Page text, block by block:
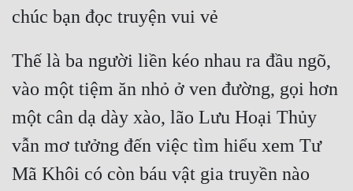
Thế là ba người liền kéo nhau ra đầu ngõ,
vào một tiệm ăn nhỏ ở ven đường, gọi hơn
một cân dạ dày xào, lão Lưu Hoại Thủy
vẫn mơ tưởng đến việc tìm hiểu xem Tư
Mã Khôi có còn báu vật gia truyền nào